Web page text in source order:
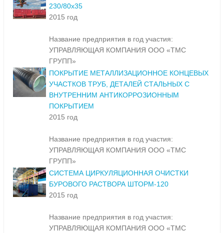
230/80х35
2015 год
Название предприятия в год участия:
УПРАВЛЯЮЩАЯ КОМПАНИЯ ООО «ТМС
ГРУПП»
ПОКРЫТИЕ МЕТАЛЛИЗАЦИОННОЕ КОНЦЕВЫХ
УЧАСТКОВ ТРУБ, ДЕТАЛЕЙ СТАЛЬНЫХ С
ВНУТРЕННИМ АНТИКОРРОЗИОННЫМ
ПОКРЫТИЕМ
2015 год
Название предприятия в год участия:
УПРАВЛЯЮЩАЯ КОМПАНИЯ ООО «ТМС
ГРУПП»
СИСТЕМА ЦИРКУЛЯЦИОННАЯ ОЧИСТКИ
БУРОВОГО РАСТВОРА ШТОРМ-120
2015 год
Название предприятия в год участия:
УПРАВЛЯЮЩАЯ КОМПАНИЯ ООО «ТМС